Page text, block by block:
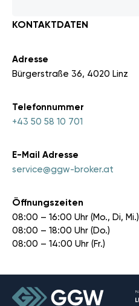
KONTAKTDATEN
Adresse
Bürgerstraße 36, 4020 Linz
Telefonnummer
+43 50 58 10 701
E-Mail Adresse
service@ggw-broker.at
Öffnungszeiten
08:00 – 16:00 Uhr (Mo., Di, Mi.)
08:00 – 18:00 Uhr (Do.)
08:00 – 14:00 Uhr (Fr.)